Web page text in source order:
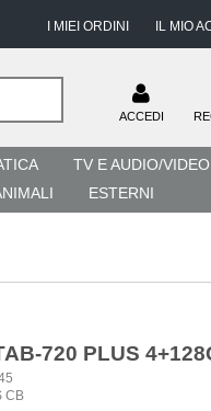
IL MIO
I MIEI ORDINI
ACCEDI
TV E AUDIO/VIDEO
ESTERNI
720 PLUS
CB